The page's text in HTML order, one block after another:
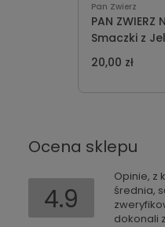
Pan Zwierz
PAN
Smaczki z
20,00 zł
Ocena sklepu
4.9
Opinie, z
średnia,
dokonali